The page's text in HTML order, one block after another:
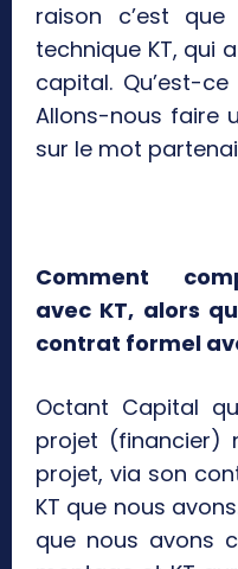
raison c’est
technique KT, qui
capital. Qu’est-
Allons-nous faire
sur le mot
Comment
avec KT, alors
contrat formel
Octant Capital
projet (financier)
projet, via son
KT que nous
que nous avons